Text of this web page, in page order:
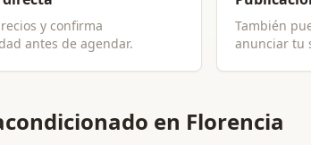
y confirma
antes de agendar.
También
anunciar tu
en Florencia